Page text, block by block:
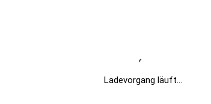
Ladevorgang läuft...